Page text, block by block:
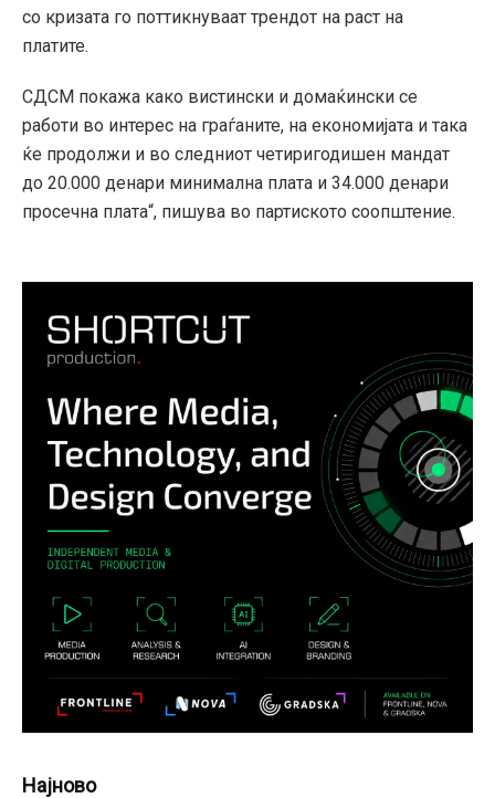
со кризата го поттикнуваат трендот на раст на
платите.
СДСМ покажа како вистински и домаќински се
работи во интерес на граѓаните, на економијата и така
ќе продолжи и во следниот четиригодишен мандат
до 20.000 денари минимална плата и 34.000 денари
просечна плата“, пишува во партиското соопштение.
Најново